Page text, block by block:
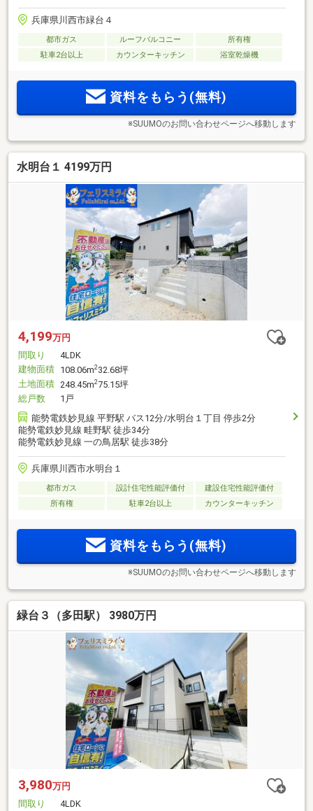
兵庫県川西市緑台４
都市ガス ルーフバルコニー
所有権
駐車2台以上
カウンターキッチン 浴室乾燥機
資料をもらう(無料)
※SUUMOのお問い合わせページへ移動します
水明台１ 4199万円
4,199万円
間取り
4LDK
建物面積 108.06m232.68坪
土地面積 248.45m275.15坪
総戸数
1戸
能勢電鉄妙見線 平野駅 バス12分/水明台１丁目 停歩2分
能勢電鉄妙見線 畦野駅 徒歩34分
能勢電鉄妙見線 一の鳥居駅 徒歩38分
兵庫県川西市水明台１
都市ガス 設計住宅性能評価付
建設住宅性能評価付
所有権
駐車2台以上 カウンターキッチン
資料をもらう(無料)
※SUUMOのお問い合わせページへ移動します
緑台３（多田駅） 3980万円
3,980万円
間取り
4LDK